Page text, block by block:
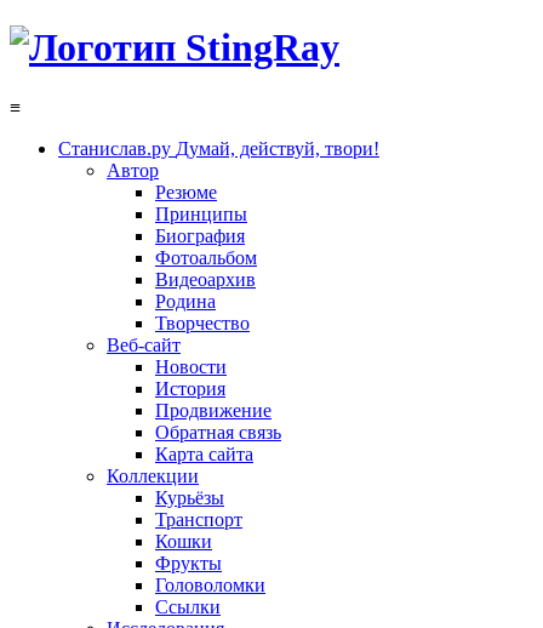
≡
Станислав.ру Думай, действуй, твори!
Автор
Резюме
Принципы
Биография
Фотоальбом
Видеоархив
Родина
Творчество
Веб-сайт
Новости
История
Продвижение
Обратная связь
Карта сайта
Коллекции
Курьёзы
Транспорт
Кошки
Фрукты
Головоломки
Ссылки